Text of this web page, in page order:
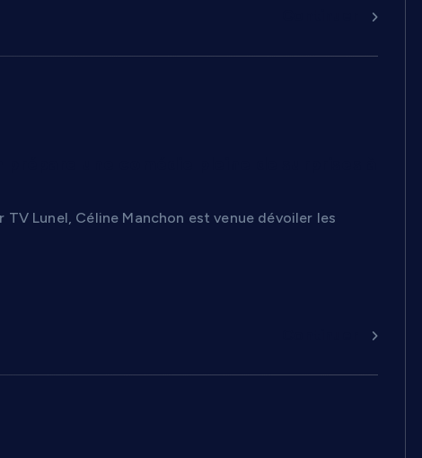
TV Lunel, Céline Manchon est venue dévoiler les